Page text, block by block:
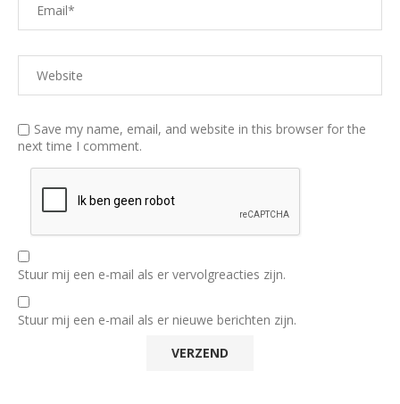
Save my name, email, and website in this browser for the
next time I comment.
Stuur mij een e-mail als er vervolgreacties zijn.
Stuur mij een e-mail als er nieuwe berichten zijn.